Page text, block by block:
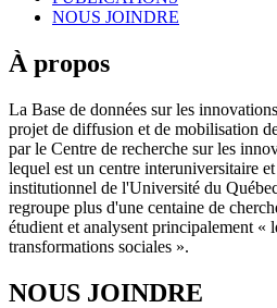
NOUS JOINDRE
À propos
La Base de données sur les
projet de diffusion et de mobilisation
par le Centre de recherche sur les
lequel est un centre interuniversitaire
institutionnel de l'Université du
regroupe plus d'une centaine de
étudient et analysent principalement «
transformations sociales ».
NOUS JOINDRE